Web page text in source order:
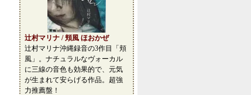
辻村マリナ / 頬風 ほおかぜ
辻村マリナ沖縄録音の3作目「頬
風」。ナチュラルなヴォーカル
に三線の音色も効果的で、元気
が生まれて安らげる作品。超強
力推薦盤！